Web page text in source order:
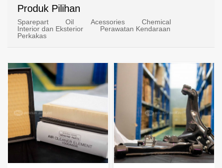
Produk Pilihan
Sparepart Oil Acessories
Chemical
Interior dan Eksterior
Perawatan Kendaraan
Perkakas